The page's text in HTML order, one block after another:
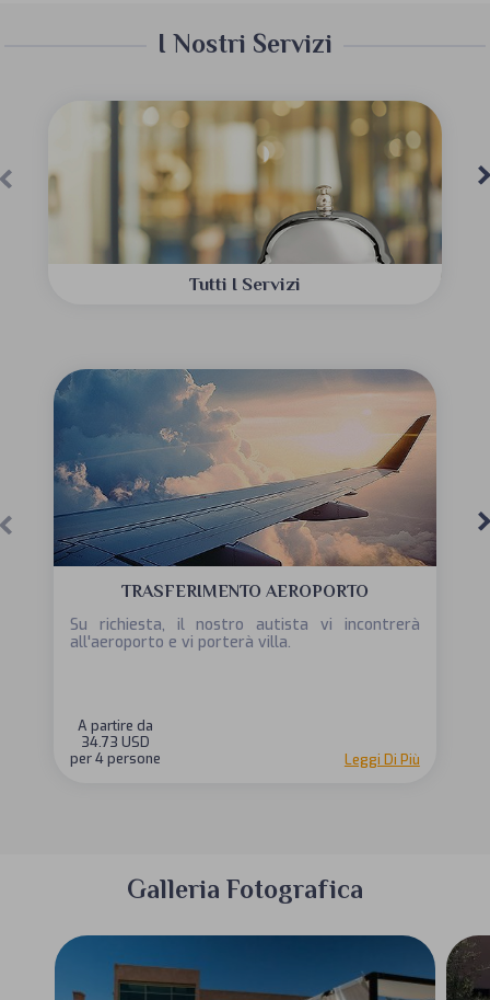
I Nostri Servizi
Tutti I Servizi
TRASFERIMENTO AEROPORTO
Su richiesta, il nostro autista vi incontrerà
all'aeroporto e vi porterà villa.
A partire da
34.73 USD
per 4 persone
Leggi Di Più
Galleria Fotografica